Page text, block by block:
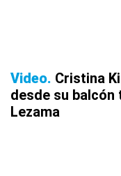
Video Cristina
desde su balcón
Lezama